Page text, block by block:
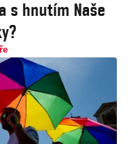
s hnutím Naše